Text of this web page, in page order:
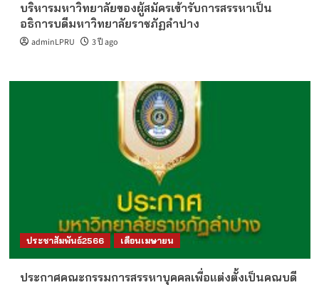
บริหารมหาวิทยาลัยของผู้สมัครเข้ารับการสรรหาเป็น
อธิการบดีมหาวิทยาลัยราชภัฏลำปาง
adminLPRU 3 ปี ago
ประชาสัมพันธ์2566 เดือนเมษายน
ประกาศคณะกรรมการสรรหาบุคคลเพื่อแต่งตั้งเป็นคณบดี